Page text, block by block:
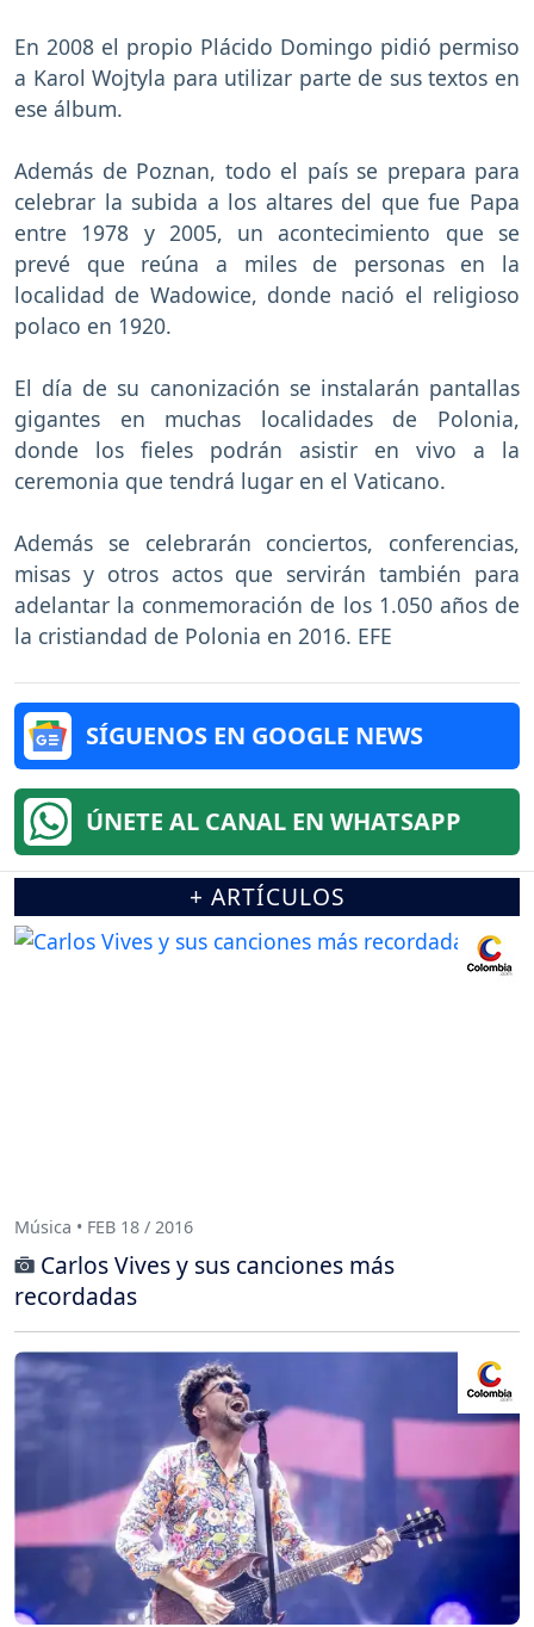
En 2008 el propio Plácido Domingo pidió permiso
a Karol Wojtyla para utilizar parte de sus textos en
ese álbum.
Además de Poznan, todo el país se prepara para
celebrar la subida a los altares del que fue Papa
entre 1978 y 2005, un acontecimiento que se
prevé que reúna a miles de personas en la
localidad de Wadowice, donde nació el religioso
polaco en 1920.
El día de su canonización se instalarán pantallas
gigantes en muchas localidades de Polonia,
donde los fieles podrán asistir en vivo a la
ceremonia que tendrá lugar en el Vaticano.
Además se celebrarán conciertos, conferencias,
misas y otros actos que servirán también para
adelantar la conmemoración de los 1.050 años de
la cristiandad de Polonia en 2016. EFE
SÍGUENOS EN GOOGLE NEWS
ÚNETE AL CANAL EN WHATSAPP
+ ARTÍCULOS
Música • FEB 18 / 2016
Carlos Vives y sus canciones más
recordadas